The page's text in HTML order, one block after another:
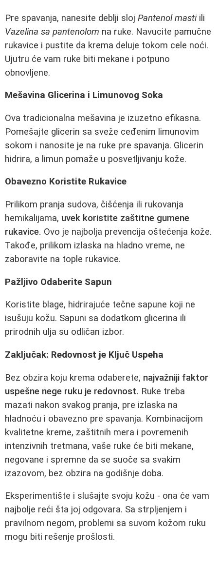
Pre spavanja, nanesite deblji sloj Pantenol mastiili
Vazelina sa pantenolom na ruke. Navucite pamučne
rukavice i pustite da krema deluje tokom cele noći.
Ujutru će vam ruke biti mekane i potpuno
obnovljene.
Mešavina Glicerina i Limunovog Soka
Ova tradicionalna mešavina je izuzetno efikasna.
Pomešajte glicerin sa sveže ceđenim limunovim
sokom i nanosite je na ruke pre spavanja. Glicerin
hidrira, a limun pomaže u posvetljivanju kože.
Obavezno Koristite Rukavice
Prilikom pranja sudova, čišćenja ili rukovanja
hemikalijama, uvek koristite zaštitne gumene
rukavice. Ovo je najbolja prevencija oštećenja kože.
Takođe, prilikom izlaska na hladno vreme, ne
zaboravite na tople rukavice.
Pažljivo Odaberite Sapun
Koristite blage, hidrirajuće tečne sapune koji ne
isušuju kožu. Sapuni sa dodatkom glicerina ili
prirodnih ulja su odličan izbor.
Zaključak: Redovnost je Ključ Uspeha
Bez obzira koju krema odaberete, najvažniji faktor
uspešne nege ruku je redovnost. Ruke treba
mazati nakon svakog pranja, pre izlaska na
hladnoću i obavezno pre spavanja. Kombinacijom
kvalitetne kreme, zaštitnih mera i povremenih
intenzivnih tretmana, vaše ruke će biti mekane,
negovane i spremne da se suoče sa svakim
izazovom, bez obzira na godišnje doba.
Eksperimentište i slušajte svoju kožu - ona će vam
najbolje reći šta joj odgovara. Sa strpljenjem i
pravilnom negom, problemi sa suvom kožom ruku
mogu biti rešenje prošlosti.